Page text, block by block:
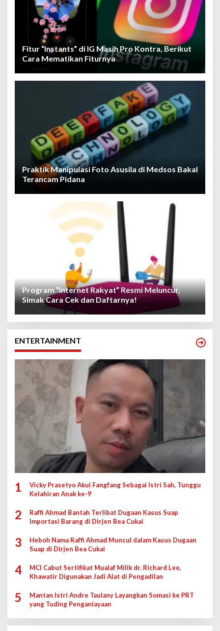
Fitur “Instants” di IG Masih Pro Kontra, Berikut
Cara Mematikan Fiturnya
Praktik Manipulasi Foto Asusila di Medsos Bakal
Terancam Pidana
Program “Internet Rakyat” Resmi Meluncur,
Simak Cara Cek dan Daftarnya!
ENTERTAINMENT
1
Vicky Prasetyo Akui Fangfang Sebagai Istri Sah, Tunggu
Kelahiran Anak ke-9
2
Raffi Ahmad Bantah Terlibat Dugaan Kasus Suap
Importasi Barang di Dirjen Bea Cukai
3
Heboh Nama Raffi Ahmad Muncul dalam Kasus Dugaan
Suap di Dirjen Bea Cukai
4
MCI Cabut Sertifikat Mualaf Milik dr. Richard Lee,
Khawatir Digunakan Jadi Alat di Pengadilan
5
Mantan Istri Andre Taulany Layangkan Somasi ke PRT
yang Tuding Penganiayaan